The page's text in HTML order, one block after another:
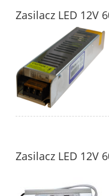
Zasilacz LED 12V
Zasilacz LED 12V